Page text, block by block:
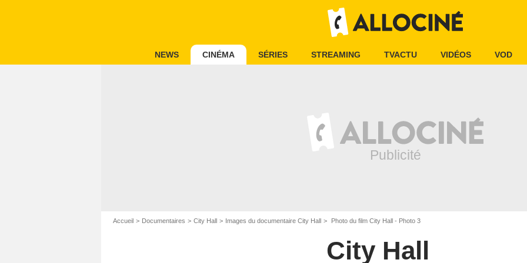
NEWS CINÉMA SÉRIES STREAMING TVACTU VIDÉOS VOD
Accueil Documentaires City Hall Images du documentaire City Hall Photo du film City Hall - Photo 3
City Hall